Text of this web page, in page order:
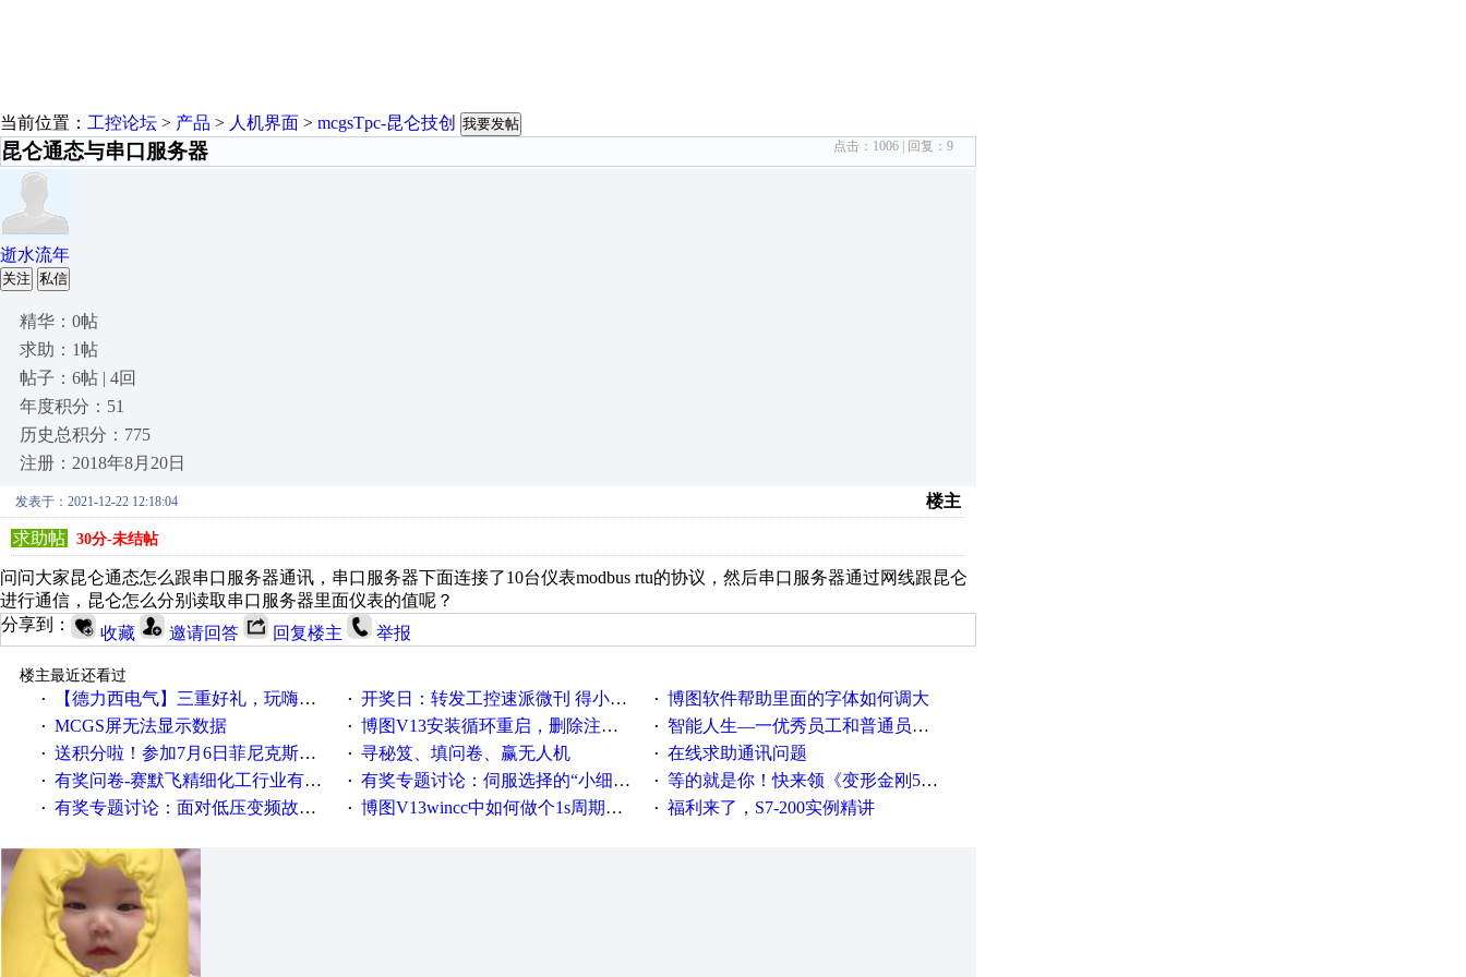
当前位置： 工控论坛 > 产品 > 人机界面 > mcgsTpc-昆仑技创 我要发帖
昆仑通态与串口服务器 点击： 1006 | 回复： 9
逝水流年
关注 私信
精华：0帖
求助：1帖
帖子：6帖 | 4回
年度积分：51
历史总积分：775
注册：2018年8月20日
发表于：2021-12-22 12:18:04
楼主
求助帖
30分-未结帖
问问大家昆仑通态怎么跟串口服务器通讯，串口服务器下面连接了10台仪表modbus rtu的协议，然后串口服务器通过网线跟昆仑
进行通信，昆仑怎么分别读取串口服务器里面仪表的值呢？
分享到：
收藏 邀请回答 回复楼主 举报
楼主最近还看过
·
【德力西电气】三重好礼，玩嗨夏日！ · 开奖日：转发工控速派微刊 得小米手环 中奖通知 · 博图软件帮助里面的字体如何调大
· MCGS屏无法显示数据 · 博图V13安装循环重启，删除注册表信息没有用 · 智能人生—一优秀员工和普通员工差别，精辟到位！
· 送积分啦！参加7月6日菲尼克斯在线研讨会即得 · 寻秘笈、填问卷、赢无人机 · 在线求助通讯问题
· 有奖问卷-赛默飞精细化工行业有奖调查来袭！ · 有奖专题讨论：伺服选择的“小细节大学问”奖励公告 · 等的就是你！快来领《变形金刚5》观影券
· 有奖专题讨论：面对低压变频故障，老手是这样解决的！ · 博图V13wincc中如何做个1s周期循环的脚本 · 福利来了，S7-200实例精讲